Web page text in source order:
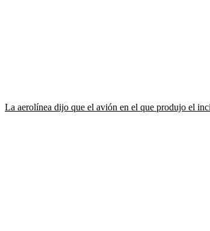
La aerolínea dijo que el avión en el que produjo el